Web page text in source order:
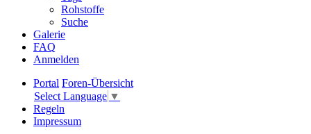
Rohstoffe
Suche
Galerie
FAQ
Anmelden
Portal Foren-Übersicht
Select Language ▼
Regeln
Impressum